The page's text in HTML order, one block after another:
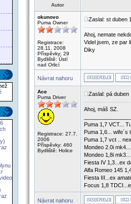
Autor
okunovo
Puma Owner
Registrace:
28.11. 2008
Příspěvky: 29
Bydliště: Ústí
nad Orlicí
Zaslal: st duben
Ahoj, nemate
Videl jsem, ze par
Diky
Návrat nahoru
Ace
Puma Driver
Registrace: 27.7.
2006
Příspěvky: 460
Bydliště: Holice
Zaslal: pá duben
Ahoj, máš SZ.
Puma 1,7 VCT...
Puma 1,6... wife´s
Puma 1,7 vct ..
Mondeo 2.0i
Mondeo 1,8i
Fiesta IV 1,3...ex
Alfa Romeo 145
Fiesta III...ex
Focus 1,8
Návrat nahoru